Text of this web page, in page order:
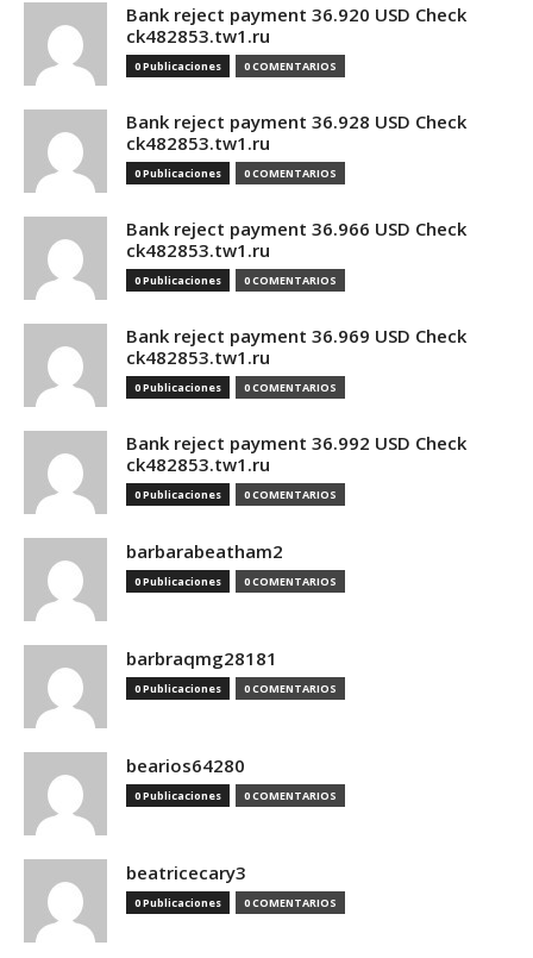
Bank reject payment 36.920 USD Check
ck482853.tw1.ru
0 Publicaciones 0 COMENTARIOS
Bank reject payment 36.928 USD Check
ck482853.tw1.ru
0 Publicaciones 0 COMENTARIOS
Bank reject payment 36.966 USD Check
ck482853.tw1.ru
0 Publicaciones 0 COMENTARIOS
Bank reject payment 36.969 USD Check
ck482853.tw1.ru
0 Publicaciones 0 COMENTARIOS
Bank reject payment 36.992 USD Check
ck482853.tw1.ru
0 Publicaciones 0 COMENTARIOS
barbarabeatham2
0 Publicaciones 0 COMENTARIOS
barbraqmg28181
0 Publicaciones 0 COMENTARIOS
bearios64280
0 Publicaciones 0 COMENTARIOS
beatricecary3
0 Publicaciones 0 COMENTARIOS